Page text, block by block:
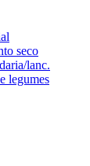
seco
lanc.
legumes